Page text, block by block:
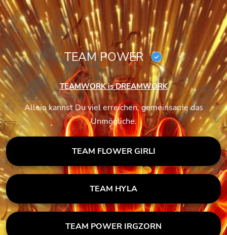
TEAM POWER
TEAMWORK is DREAMWORK
Allein kannst Du viel erreichen, gemeinsame das
Unmögliche.
TEAM FLOWER GIRLI
TEAM HYLA
TEAM POWER IRGZORN